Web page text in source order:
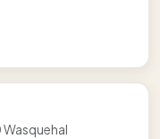
Wasquehal